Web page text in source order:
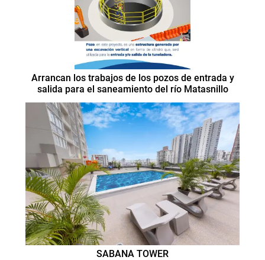
Arrancan los trabajos de los pozos de entrada y
salida para el saneamiento del río Matasnillo
SABANA TOWER